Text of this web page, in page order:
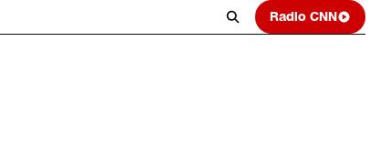
Radio CNN